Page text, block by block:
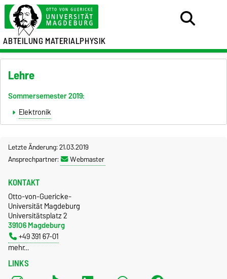
ABTEILUNG MATERIALPHYSIK
Lehre
Sommersemester 2019:
Elektronik
Letzte Änderung: 21.03.2019
Ansprechpartner:
Webmaster
LINKS
KONTAKT
Otto-von-Guericke-
Universität Magdeburg
Universitätsplatz 2
39106 Magdeburg
+49 391 67-01
mehr…